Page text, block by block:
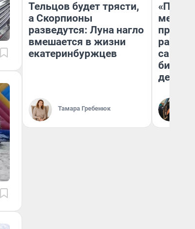
Тельцов будет трясти,
а Скорпионы
разведутся: Луна нагло
вмешается в жизни
екатеринбуржцев
Тамара Гребенюк
самом